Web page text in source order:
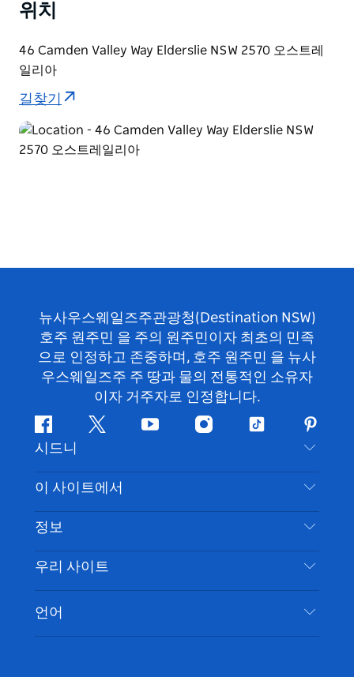
위치
46 Camden Valley Way Elderslie NSW 2570 오스트레
일리아
길찾기
뉴사우스웨일즈주관광청(Destination NSW)
호주 원주민 을 주의 원주민이자 최초의 민족
으로 인정하고 존중하며, 호주 원주민 을 뉴사
우스웨일즈주 주 땅과 물의 전통적인 소유자
이자 거주자로 인정합니다.
페
이
스
북
지
귀
다
유
브
인
타
램
틱
핀
터
레
스
트
시드니
문의하기
부인 성명
쿠키 고지
이 사이트에서
목적지
할 일
이벤트
숙소
정보
여행 정보
시드니 접근성
귀하의 사업을 등록하세요
우리 사이트
언어